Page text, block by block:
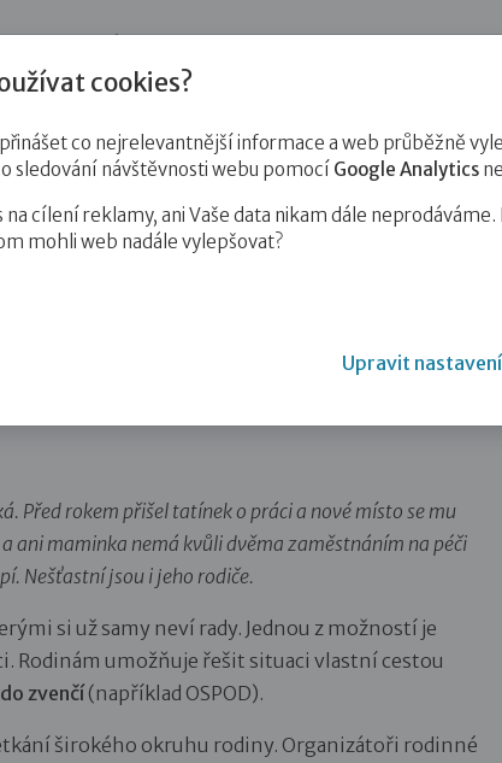
R jako rodinná konference
rodinná konference
Před rokem přišel tatínek o práci a nové místo se mu
ani maminka nemá kvůli dvěma zaměstnáním na péči
Nešťastní jsou i jeho rodiče.
si už samy neví rady. Jednou z možností je
Rodinám umožňuje řešit situaci vlastní cestou
zvenčí(například OSPOD).
širokého okruhu rodiny. Organizátoři rodinné
cookies?
co nejrelevantnější informace a web průběžně
sledování návštěvnosti webu pomocí Google Analytics
cílení reklamy, ani Vaše data nikam dále
mohli web nadále vylepšovat?
Upravit nastavení